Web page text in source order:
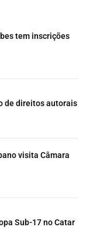
tem inscrições
de direitos autorais
visita Câmara
Sub-17 no Catar